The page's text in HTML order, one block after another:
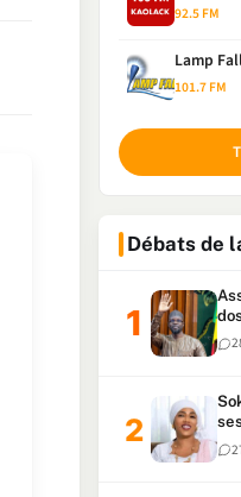
92.5 FM
Lamp
101.7 FM
Débats de